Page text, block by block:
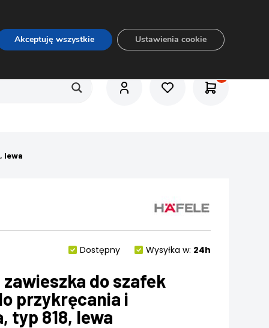
lewa
Dostępny Wysyłka w: 24h
zawieszka do szafek
przykręcania i
typ 818, lewa
Akceptuję wszystkie Ustawienia cookie